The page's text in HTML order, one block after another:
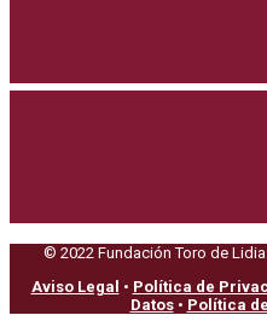
© 2022 Fundación Toro de
Aviso Legal • Política de
Datos• Política